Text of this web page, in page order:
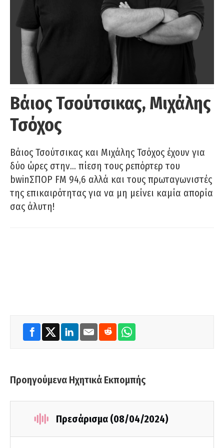
Βάιος Τσούτσικας, Μιχάλης
Τσόχος
Βάιος Τσούτσικας και Μιχάλης Τσόχος έχουν για
δύο ώρες στην… πίεση τους ρεπόρτερ του
bwinΣΠΟΡ FM 94,6 αλλά και τους πρωταγωνιστές
της επικαιρότητας για να μη μείνει καμία απορία
σας άλυτη!
Προηγούμενα Ηχητικά Εκπομπής
Πρεσάρισμα (08/04/2024)